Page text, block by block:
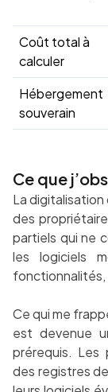
Coût total à
calculer
Hébergement
souverain
Ce que
La digitalisation
des
partiels qui ne
les logiciels
fonctionnalités,
Ce qui me
est devenue
prérequis. Les
des registres